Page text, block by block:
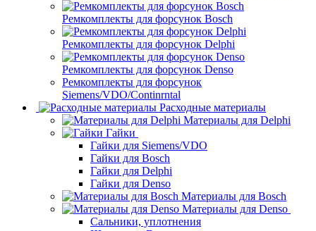
Ремкомплекты для форсунок Bosch
Ремкомплекты для форсунок Delphi
Ремкомплекты для форсунок Denso
Ремкомплекты для форсунок
Siemens/VDO/Continrntal
Расходные материалы
Материалы для Delphi
Гайки
Гайки для Siemens/VDO
Гайки для Bosch
Гайки для Delphi
Гайки для Denso
Материалы для Bosch
Материалы для Denso
Сальники, уплотнения